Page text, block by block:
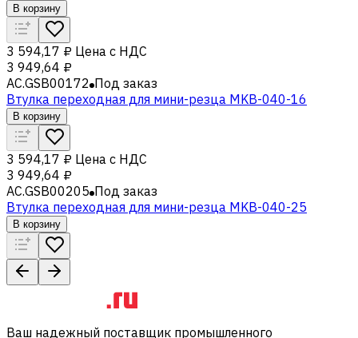
В корзину
3 594,17 ₽ Цена с НДС
3 949,64 ₽
AC.GSB00172 Под заказ
Втулка переходная для мини-резца MKB-040-16
В корзину
3 594,17 ₽ Цена с НДС
3 949,64 ₽
AC.GSB00205 Под заказ
Втулка переходная для мини-резца MKB-040-25
В корзину
Ваш надежный поставщик промышленного